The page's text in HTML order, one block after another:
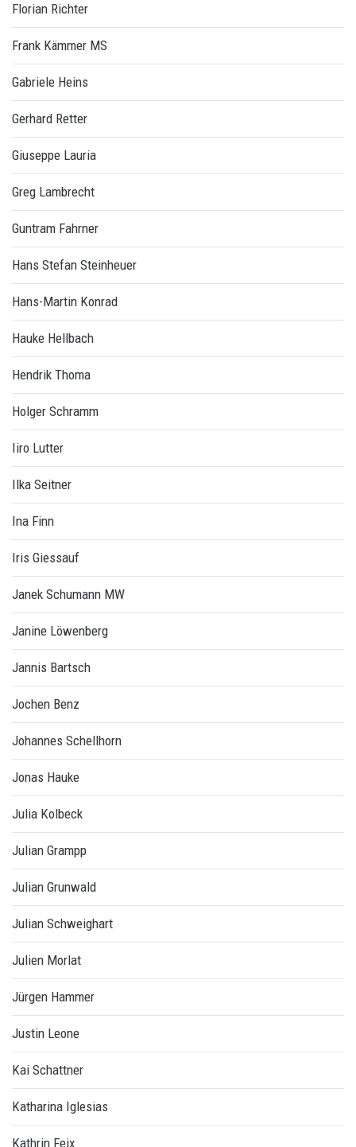
Florian Richter
Frank Kämmer MS
Gabriele Heins
Gerhard Retter
Giuseppe Lauria
Greg Lambrecht
Guntram Fahrner
Hans Stefan Steinheuer
Hans-Martin Konrad
Hauke Hellbach
Hendrik Thoma
Holger Schramm
Iiro Lutter
Ilka Seitner
Ina Finn
Iris Giessauf
Janek Schumann MW
Janine Löwenberg
Jannis Bartsch
Jochen Benz
Johannes Schellhorn
Jonas Hauke
Julia Kolbeck
Julian Grampp
Julian Grunwald
Julian Schweighart
Julien Morlat
Jürgen Hammer
Justin Leone
Kai Schattner
Katharina Iglesias
Kathrin Feix